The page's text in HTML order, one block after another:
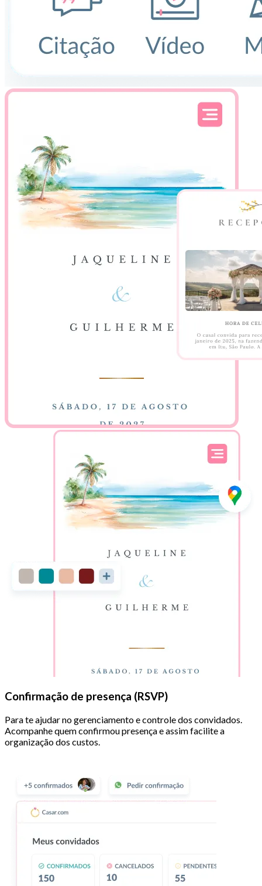
Confirmação de presença (RSVP)
Para te ajudar no gerenciamento e controle dos convidados.
Acompanhe quem confirmou presença e assim facilite a
organização dos custos.